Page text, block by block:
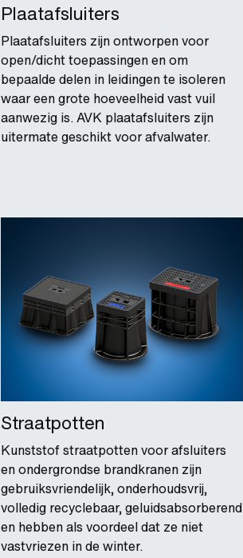
Plaatafsluiters
Plaatafsluiters zijn ontworpen voor
open/dicht toepassingen en om
bepaalde delen in leidingen te isoleren
waar een grote hoeveelheid vast vuil
aanwezig is. AVK plaatafsluiters zijn
uitermate geschikt voor afvalwater.
Straatpotten
Kunststof straatpotten voor afsluiters
en ondergrondse brandkranen zijn
gebruiksvriendelijk, onderhoudsvrij,
volledig recyclebaar, geluidsabsorberend
en hebben als voordeel dat ze niet
vastvriezen in de winter.